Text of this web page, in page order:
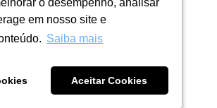
o desempenho, analisar
em nosso site e
Saiba mais
Aceitar Cookies
o desempenho, analisar
em nosso site e
Saiba mais
Aceitar Cookies
de Proteção de Dados |Encarregado de
Dados: Marcelo Correa |